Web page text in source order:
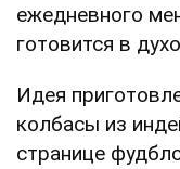
ежедневного
готовится в
Идея
колбасы из
странице